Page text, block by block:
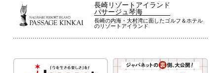
長崎リゾートアイランド
パサージュ琴海
長崎の内海・大村湾に面したゴルフ＆ホテル
のリゾートアイランド